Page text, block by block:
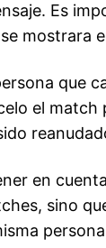
Es
mostrara
que
el
en
sino